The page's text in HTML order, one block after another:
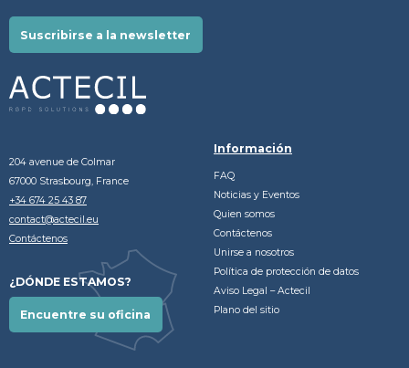
Suscribirse a la newsletter
204 avenue de Colmar
67000 Strasbourg, France
+34 674 25 43 87
contact@actecil.eu
Contáctenos
¿DÓNDE ESTAMOS?
Encuentre su oficina
Información
FAQ
Noticias y Eventos
Quien somos
Contáctenos
Unirse a nosotros
Política de protección de datos
Aviso Legal – Actecil
Plano del sitio